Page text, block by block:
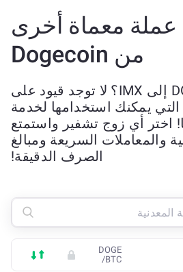
معماة أخرى
من Dogecoin
لا تريد تحويل DOGE إلى IMX؟ لا توجد قيود على
cryptocurrencies التي يمكنك استخدامها لخدمة
اختر أي زوج تشفير واستمتع
والمعاملات السريعة ومبالغ
الصرف الدقيقة!
DOGE
/BTC